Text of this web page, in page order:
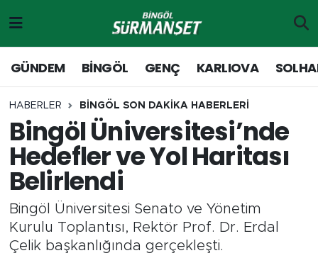
GÜNDEM BİNGÖL GENÇ KARLIOVA
HABERLER BİNGÖL SON DAKİKA HABERLERİ
Bingöl Üniversitesi’nde
Hedefler ve Yol Haritası
Belirlendi
Bingöl Üniversitesi Senato ve Yönetim
Kurulu Toplantısı, Rektör Prof. Dr. Erdal
Çelik başkanlığında gerçekleşti.
Genç
Solhan
Karlıova
Adaklı-Kiğı
Yayladere-Yedisu
Merkez Hava Durumu
Merkez Trafik Yoğunluk Haritası
Süper Lig Puan Durumu ve Fikstür
Tüm Manşetler
Son Dakika Haberleri